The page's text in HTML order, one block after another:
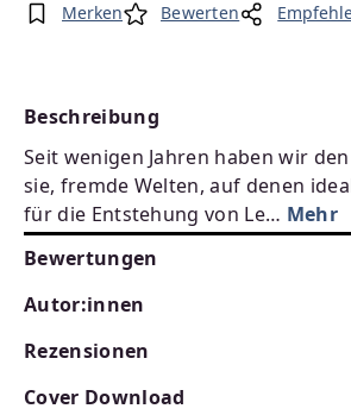
Merken Bewerten
Beschreibung
Seit wenigen Jahren haben wir
sie, fremde Welten, auf denen
für die Entstehung von Le… Mehr
Bewertungen
Autor:innen
Rezensionen
Cover Download